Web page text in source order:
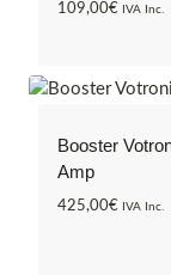
109,00€ IVA Inc.
Booster
Amp
425,00€ IVA Inc.